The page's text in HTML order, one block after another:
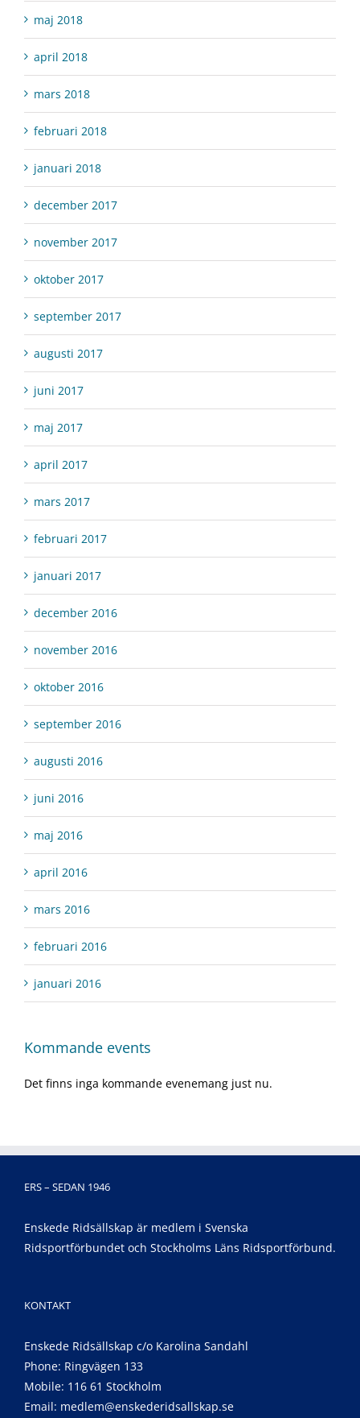
maj 2018
april 2018
mars 2018
februari 2018
januari 2018
december 2017
november 2017
oktober 2017
september 2017
augusti 2017
juni 2017
maj 2017
april 2017
mars 2017
februari 2017
januari 2017
december 2016
november 2016
oktober 2016
september 2016
augusti 2016
juni 2016
maj 2016
april 2016
mars 2016
februari 2016
januari 2016
Kommande events
Det finns inga kommande evenemang just nu.
ERS – SEDAN 1946
Enskede Ridsällskap är medlem i Svenska
Ridsportförbundet och Stockholms Läns Ridsportförbund.
KONTAKT
Enskede Ridsällskap c/o Karolina Sandahl
Phone: Ringvägen 133
Mobile: 116 61 Stockholm
Email: medlem@enskederidsallskap.se